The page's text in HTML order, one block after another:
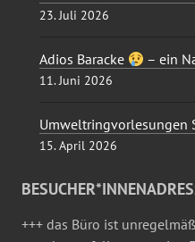
23. Juli 2026
Adios Baracke – ein
11. Juni 2026
Umweltringvorlesungen
15. April 2026
+++ das Büro ist